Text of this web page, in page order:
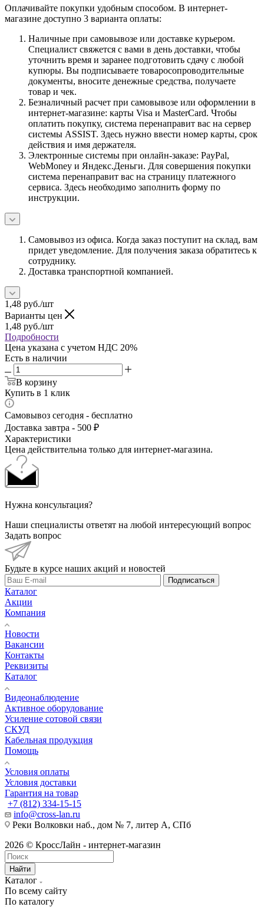
Оплачивайте покупки удобным способом. В интернет-
магазине доступно 3 варианта оплаты:
Наличные при самовывозе или доставке курьером.
Специалист свяжется с вами в день доставки, чтобы
уточнить время и заранее подготовить сдачу с любой
купюры. Вы подписываете товаросопроводительные
документы, вносите денежные средства, получаете
товар и чек.
Безналичный расчет при самовывозе или оформлении в
интернет-магазине: карты Visa и MasterCard. Чтобы
оплатить покупку, система перенаправит вас на сервер
системы ASSIST. Здесь нужно ввести номер карты, срок
действия и имя держателя.
Электронные системы при онлайн-заказе: PayPal,
WebMoney и Яндекс.Деньги. Для совершения покупки
система перенаправит вас на страницу платежного
сервиса. Здесь необходимо заполнить форму по
инструкции.
Самовывоз из офиса. Когда заказ поступит на склад, вам
придет уведомление. Для получения заказа обратитесь к
сотруднику.
Доставка транспортной компанией.
1,48 руб./шт
Варианты цен
1,48 руб./шт
Подробности
Цена указана с учетом НДС 20%
Есть в наличии
В корзину
Купить в 1 клик
Самовывоз сегодня - бесплатно
Доставка завтра - 500 ₽
Характеристики
Цена действительна только для интернет-магазина.
Нужна консультация?
Наши специалисты ответят на любой интересующий вопрос
Задать вопрос
Будьте в курсе наших акций и новостей
Подписаться
Каталог
Акции
Компания
Новости
Вакансии
Контакты
Реквизиты
Каталог
Видеонаблюдение
Активное оборудование
Усиление сотовой связи
СКУД
Кабельная продукция
Помощь
Условия оплаты
Условия доставки
Гарантия на товар
+7 (812) 334-15-15
info@cross-lan.ru
Реки Волковки наб., дом № 7, литер А, СПб
2026 © КроссЛайн - интернет-магазин
Найти
Каталог
По всему сайту
По каталогу